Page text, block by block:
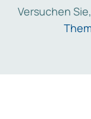
Versuchen